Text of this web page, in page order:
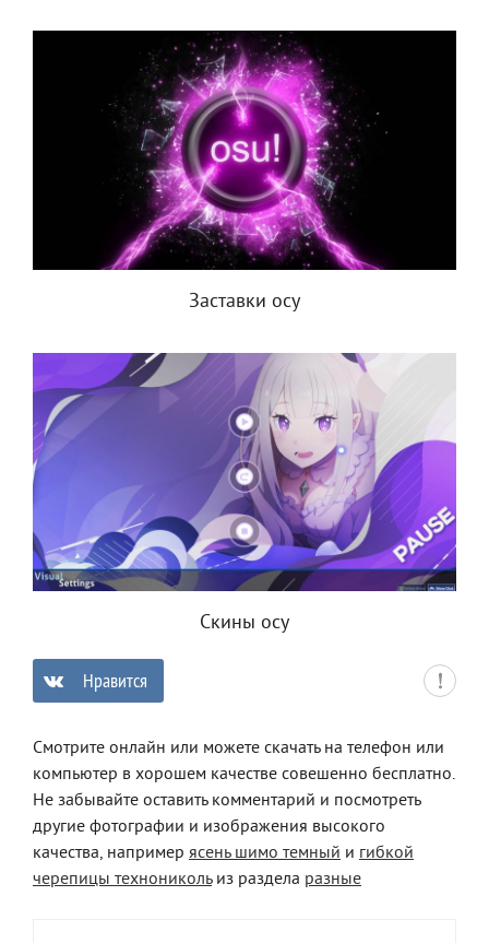
Заставки осу
Скины осу
Нравится
Смотрите онлайн или можете скачать на телефон или
компьютер в хорошем качестве совешенно бесплатно.
Не забывайте оставить комментарий и посмотреть
другие фотографии и изображения высокого
качества, например ясень шимо темный и гибкой
черепицы техноникольиз раздела разные